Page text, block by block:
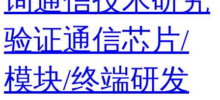
验证通信芯片/
模块/终端研发